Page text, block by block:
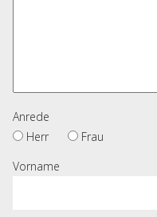
Anrede
Herr
Frau
Vorname